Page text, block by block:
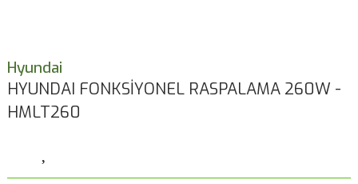
Hyundai
HYUNDAI FONKSİYONEL RASPALAMA 260W -
HMLT260